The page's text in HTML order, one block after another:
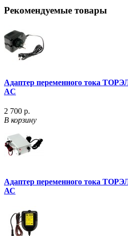
Рекомендуемые товары
Адаптер переменного тока
AC
2 700 р.
В корзину
Адаптер переменного тока
АС